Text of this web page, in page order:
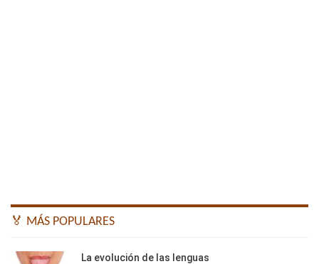
🏅 MÁS POPULARES
La evolución de las lenguas